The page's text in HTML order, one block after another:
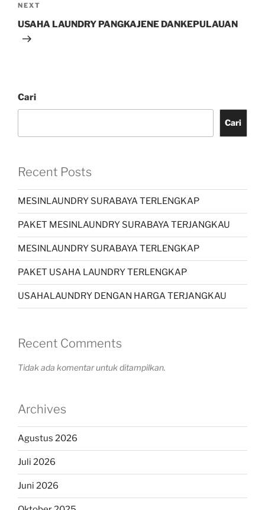
NEXT
USAHA LAUNDRY PANGKAJENE DANKEPULAUAN
Cari
Cari
Recent Posts
MESINLAUNDRY SURABAYA TERLENGKAP
PAKET MESINLAUNDRY SURABAYA TERJANGKAU
MESINLAUNDRY SURABAYA TERLENGKAP
PAKET USAHA LAUNDRY TERLENGKAP
USAHALAUNDRY DENGAN HARGA TERJANGKAU
Recent Comments
Tidak ada komentar untuk ditampilkan.
Archives
Agustus 2026
Juli 2026
Juni 2026